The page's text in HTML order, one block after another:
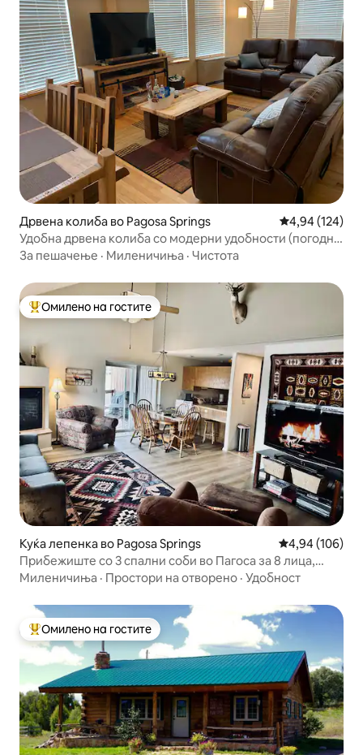
Дрвена колиба во Pagosa Springs Просечна
4,94 (124)
Удобна дрвена колиба со модерни удобности (погодна
за миленици)
За пешачење · Миленичиња · Чистота
Меѓу најуспешните „Омилени на гостите“
Омилено на гостите
Куќа лепенка во Pagosa Springs Просечна
4,94 (106)
Прибежиште со 3 спални соби во Пагоса за 8 лица,
блиску до сѐ
Миленичиња · Простори на отворено · Удобност
Меѓу најуспешните „Омилени на гостите“
Омилено на гостите